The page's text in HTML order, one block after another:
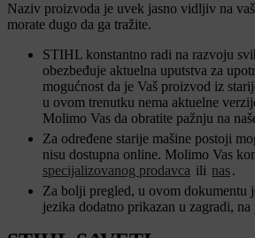
Naziv proizvoda je uvek jasno vidljiv na
morate dugo da ga tražite.
STIHL konstantno radi na razvoju
obezbeđuje aktuelna uputstva za
mogućnost da je Vaš proizvod iz
u ovom trenutku nema aktuelne
Molimo Vas da obratite pažnju na
Za određene starije mašine postoji
nisu dostupna online. Molimo Vas
specijalizovanog prodavca ili nas.
Za bolji pregled, u ovom dokumentu
jezika dodatno prikazan u zagradi,